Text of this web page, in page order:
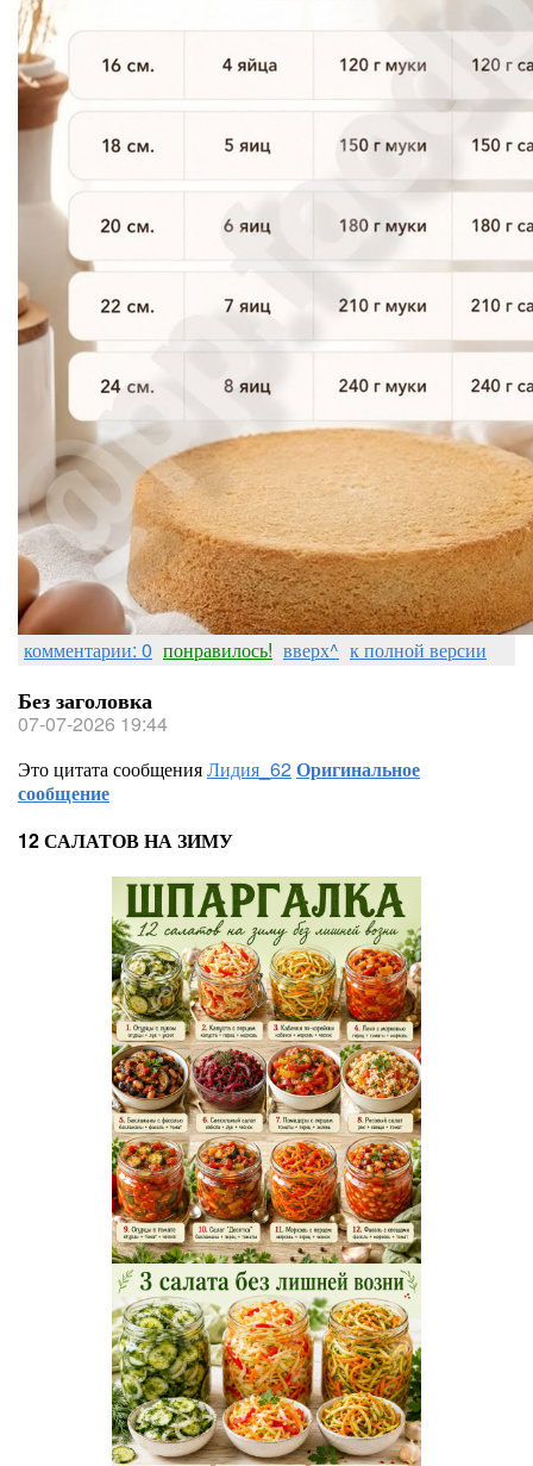
комментарии: 0 понравилось! вверх^ к полной версии
Без заголовка
07-07-2026 19:44
Это цитата сообщенияЛидия_62Оригинальное
сообщение
12 САЛАТОВ НА ЗИМУ